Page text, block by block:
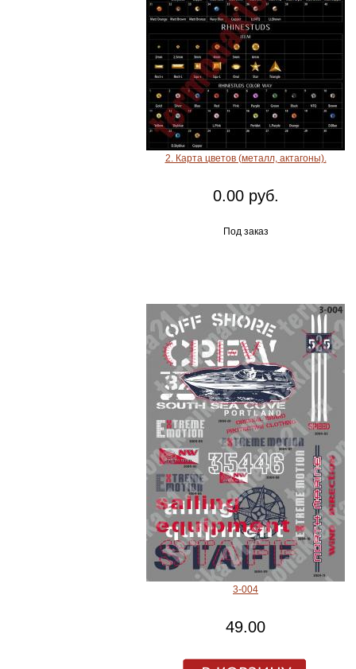
2. Карта цветов (металл, актагоны).
0.00 руб.
Под заказ
3-004
49.00